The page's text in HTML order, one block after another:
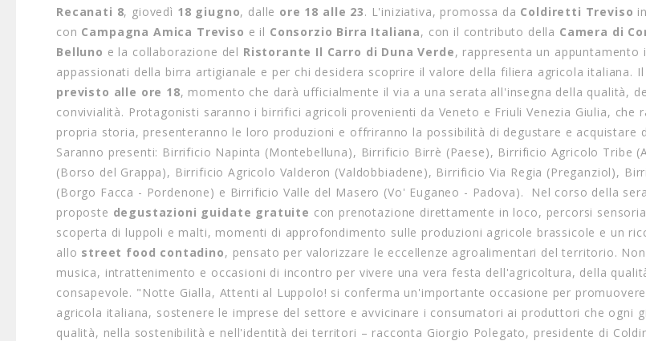
Recanati 8, giovedì 18 giugno, dalle ore 18 alle 23. L'iniziativa, promossa da Coldiretti Treviso
con Campagna Amica Treviso e il Consorzio Birra Italiana, con il contributo della Camera di
Belluno e la collaborazione del Ristorante Il Carro di Duna Verde, rappresenta un appuntamento
appassionati della birra artigianale e per chi desidera scoprire il valore della filiera agricola italiana. Il
previsto alle ore 18, momento che darà ufficialmente il via a una serata all'insegna della qualità,
convivialità. Protagonisti saranno i birrifici agricoli provenienti da Veneto e Friuli Venezia Giulia, che
propria storia, presenteranno le loro produzioni e offriranno la possibilità di degustare e acquistare
Saranno presenti: Birrificio Napinta (Montebelluna), Birrificio Birrè (Paese), Birrificio Agricolo Tribe
(Borso del Grappa), Birrificio Agricolo Valderon (Valdobbiadene), Birrificio Via Regia (Preganziol),
(Borgo Facca - Pordenone) e Birrificio Valle del Masero (Vo' Euganeo - Padova). Nel corso della
proposte degustazioni guidate gratuite con prenotazione direttamente in loco, percorsi
scoperta di luppoli e malti, momenti di approfondimento sulle produzioni agricole brassicole e un
allo street food contadino, pensato per valorizzare le eccellenze agroalimentari del territorio.
musica, intrattenimento e occasioni di incontro per vivere una vera festa dell'agricoltura, della
consapevole. "Notte Gialla, Attenti al Luppolo! si conferma un'importante occasione per
agricola italiana, sostenere le imprese del settore e avvicinare i consumatori ai produttori che ogni
qualità, nella sostenibilità e nell'identità dei territori – racconta Giorgio Polegato, presidente di